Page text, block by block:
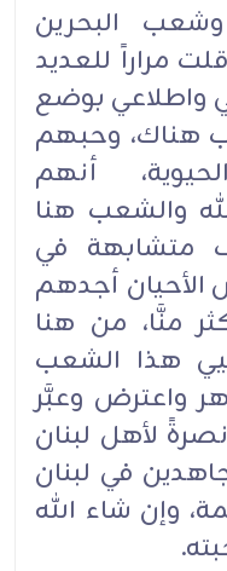
البحرين
مراراً للعديد
واطلاعي بوضع
هناك، وحبهم
أنهم
والشعب هنا
متشابهة في
أجدهم
منَّا، من هنا
هذا الشعب
واعترض وعبَّر
لأهل لبنان
في لبنان
وإن شاء الله